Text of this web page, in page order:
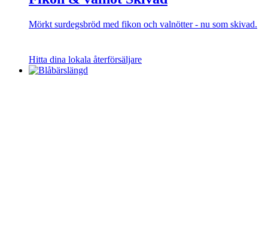
Mörkt surdegsbröd med fikon och valnötter - nu som skivad.
Hitta dina lokala återförsäljare